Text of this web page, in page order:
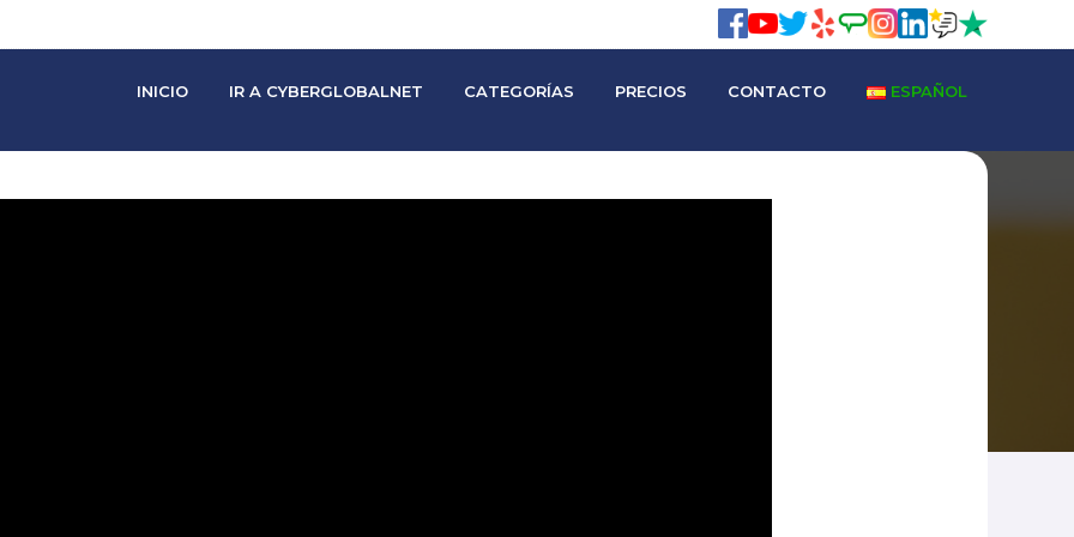
INICIO IR A CYBERGLOBALNET CATEGORÍAS PRECIOS CONTACTO ESPAÑOL